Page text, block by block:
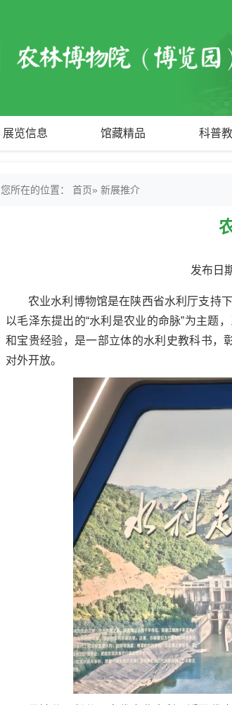
展览信息 馆藏精品 科普
您所在的位置： 首页» 新展推介
发布日期
农业水利博物馆是在陕西省水利厅支持
以毛泽东提出的“水利是农业的命脉”为主题
和宝贵经验，是一部立体的水利史教科书，
对外开放。